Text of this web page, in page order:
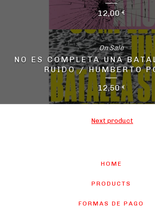
12,00€
NO ES COMPLETA UNA
RUIDO / HUMBERTO
12,50€
On Sale
Next product
HOME
PRODUCTS
FORMAS DE PAGO